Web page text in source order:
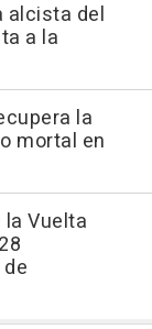
alcista del
a la
la
mortal en
Vuelta